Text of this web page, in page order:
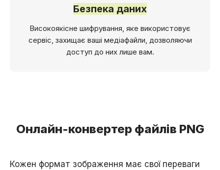
Безпека даних
Високоякісне шифрування, яке використовує
сервіс, захищає ваші медіафайли, дозволяючи
доступ до них лише вам.
Онлайн-конвертер файлів PNG
Кожен формат зображення має свої переваги